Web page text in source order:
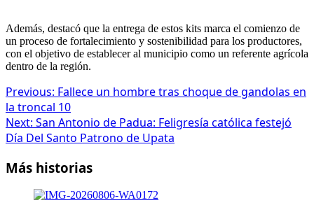
Además, destacó que la entrega de estos kits marca el comienzo de
un proceso de fortalecimiento y sostenibilidad para los productores,
con el objetivo de establecer al municipio como un referente agrícola
dentro de la región.
Post
navigation
Previous: Fallece un hombre tras choque de gandolas en
la troncal 10
Next: San Antonio de Padua: Feligresía católica festejó
Día Del Santo Patrono de Upata
Más historias